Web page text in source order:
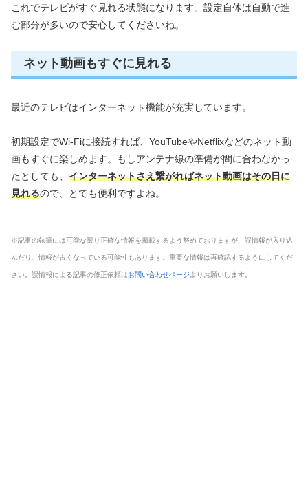
これでテレビがすぐ見れる状態になります。設定自体は自動で進
む部分が多いので安心してくださいね。
ネット動画もすぐに見れる
最近のテレビはインターネット機能が充実しています。
初期設定でWi-Fiに接続すれば、YouTubeやNetflixなどのネット動
画もすぐに楽しめます。もしアンテナ線の準備が間に合わなかっ
たとしても、 インターネットさえ繋がればネット動画はその日に
見れるので、とても便利ですよね。
※記事の執筆には可能な限り正確な情報を掲載するよう努めておりますが、誤情報が入り込
んだり、情報が古くなっている可能性もあります。重要な情報は再確認するようにしてくだ
さい。誤情報による記事の修正依頼はお問い合わせページ よりお願いします。